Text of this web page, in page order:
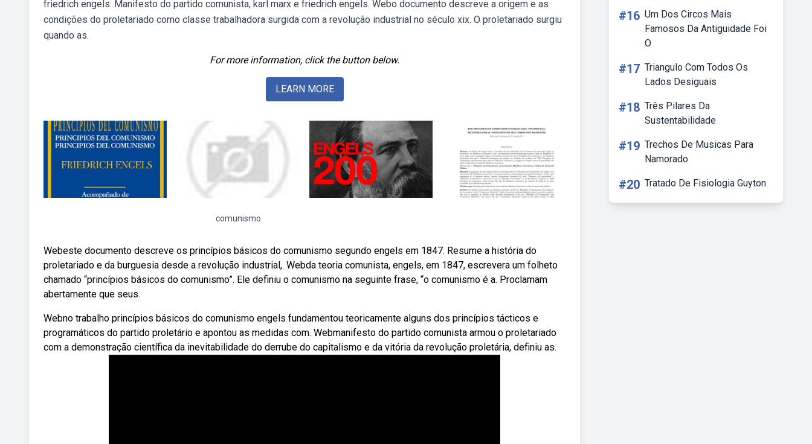
friedrich engels. Manifesto do partido comunista, karl marx e friedrich engels. Webo documento descreve a origem e as
condições do proletariado como classe trabalhadora surgida com a revolução industrial no século xix. O proletariado surgiu
quando as.
For more information, click the button below.
LEARN MORE
comunismo
Webeste documento descreve os princípios básicos do comunismo segundo engels em 1847. Resume a história do
proletariado e da burguesia desde a revolução industrial,. Webda teoria comunista, engels, em 1847, escrevera um folheto
chamado “princípios básicos do comunismo”. Ele definiu o comunismo na seguinte frase, “o comunismo é a. Proclamam
abertamente que seus.
Webno trabalho princípios básicos do comunismo engels fundamentou teoricamente alguns dos princípios tácticos e
programáticos do partido proletário e apontou as medidas com. Webmanifesto do partido comunista armou o proletariado
com a demonstração científica da inevitabilidade do derrube do capitalismo e da vitória da revolução proletária, definiu as.
#16 Um Dos Circos Mais
Famosos Da Antiguidade Foi
O
#17 Triangulo Com Todos Os
Lados Desiguais
#18 Três Pilares Da
Sustentabilidade
#19 Trechos De Musicas Para
Namorado
#20 Tratado De Fisiologia Guyton